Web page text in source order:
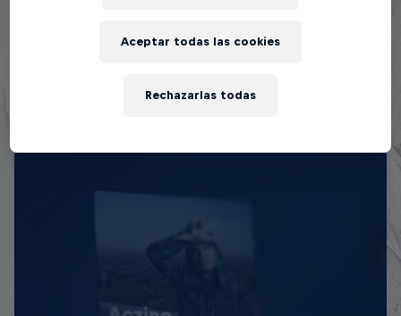
batalla. En 2018 logró clasificarse en Valhalla Battles
Rechazarlas todas
Aceptar todas las cookies